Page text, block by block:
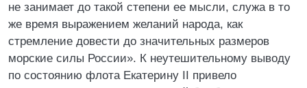
не занимает до такой степени ее мысли, служа в то
же время выражением желаний народа, как
стремление довести до значительных размеров
морские силы России». К неутешительному выводу
по состоянию флота Екатерину II привело